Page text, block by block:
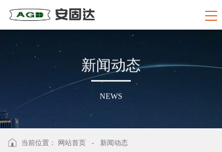
新闻动态
NEWS
当前位置： 网站首页 - 新闻动态